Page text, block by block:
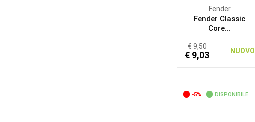
Fender
Fender Classic
Core...
€ 9,50
€ 9,03 NUOVO
-5% DISPONIBILE